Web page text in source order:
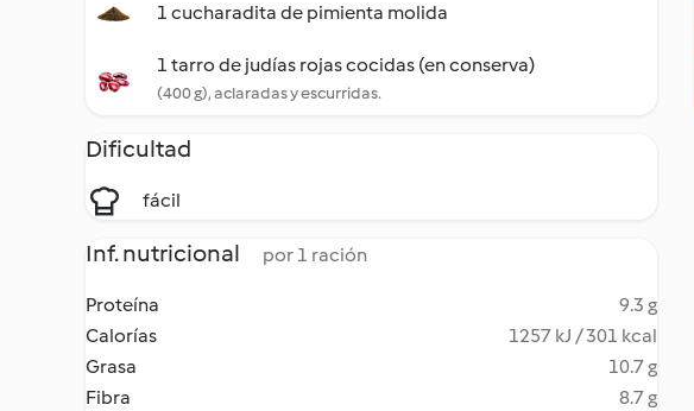
1 cucharadita de pimienta molida
1 tarro de judías rojas cocidas (en conserva)
(400 g), aclaradas y escurridas.
Dificultad
fácil
Inf. nutricional por 1 ración
Proteína
9.3 g
Calorías
1257 kJ / 301 kcal
Grasa
10.7 g
Fibra
8.7 g